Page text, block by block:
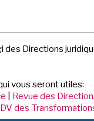
des Directions
vous seront utiles:
Revue des
des